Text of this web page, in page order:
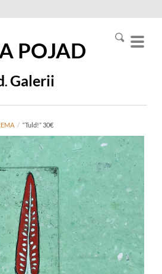
POJAD
. Galerii
/ “Tuld!” 30€